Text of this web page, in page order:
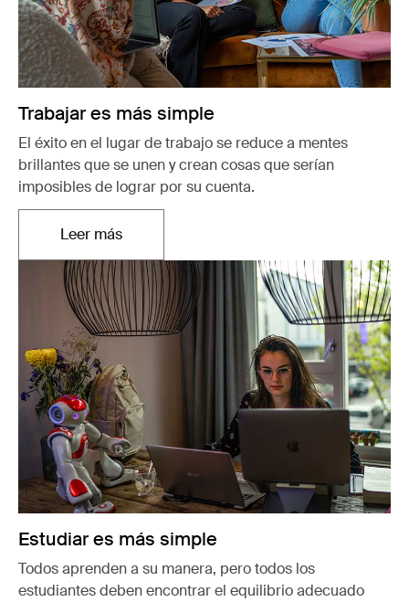
Trabajar es más simple
El éxito en el lugar de trabajo se reduce a mentes
brillantes que se unen y crean cosas que serían
imposibles de lograr por su cuenta.
Leer másSe abre en una nueva pestaña
Estudiar es más simple
Todos aprenden a su manera, pero todos los
estudiantes deben encontrar el equilibrio adecuado